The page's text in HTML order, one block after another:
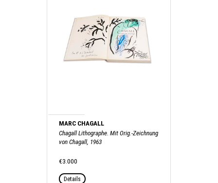
MARC CHAGALL
Chagall Lithographe. Mit Orig.-Zeichnung
von Chagall, 1963
€3.000
Details